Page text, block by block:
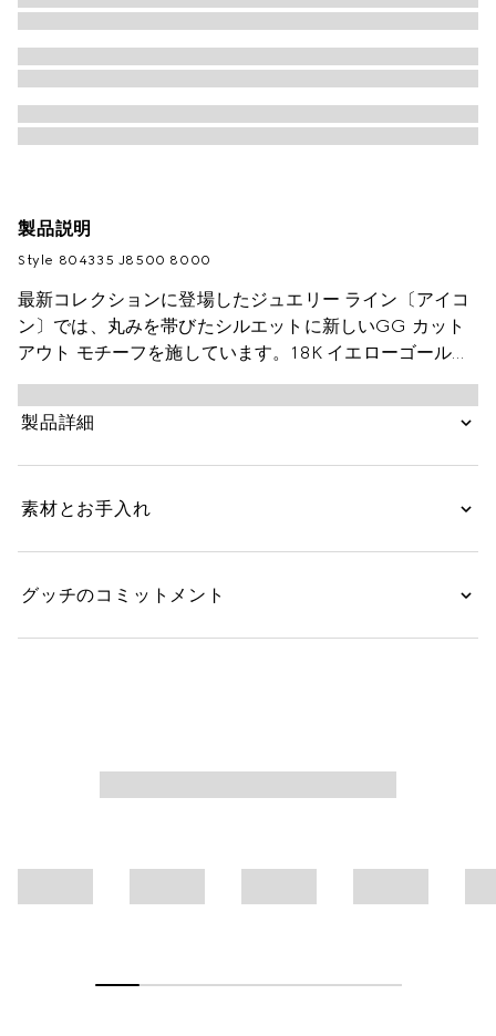
製品説明
Style ‎804335 J8500 8000
最新コレクションに登場したジュエリー ライン〔アイコ
ン〕では、丸みを帯びたシルエットに新しいGG カット
アウト モチーフを施しています。18K イエローゴールド
を用いたこのスリム リングにも、グッチを象徴するその
モチーフを飾りました。
製品詳細
素材とお手入れ
グッチのコミットメント